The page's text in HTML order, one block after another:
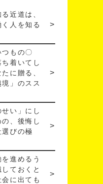
近道は、
人を知る
もの〇
着いてし
に贈る、
境」のスス
せい」にし
、後悔し
選びの極
進めるう
ておくと
会に出ても